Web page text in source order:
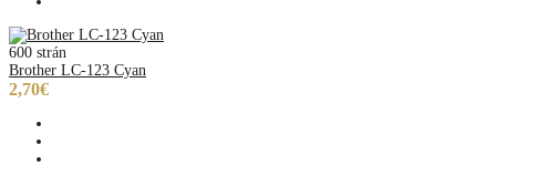
600 strán
Brother LC-123 Cyan
2,70€